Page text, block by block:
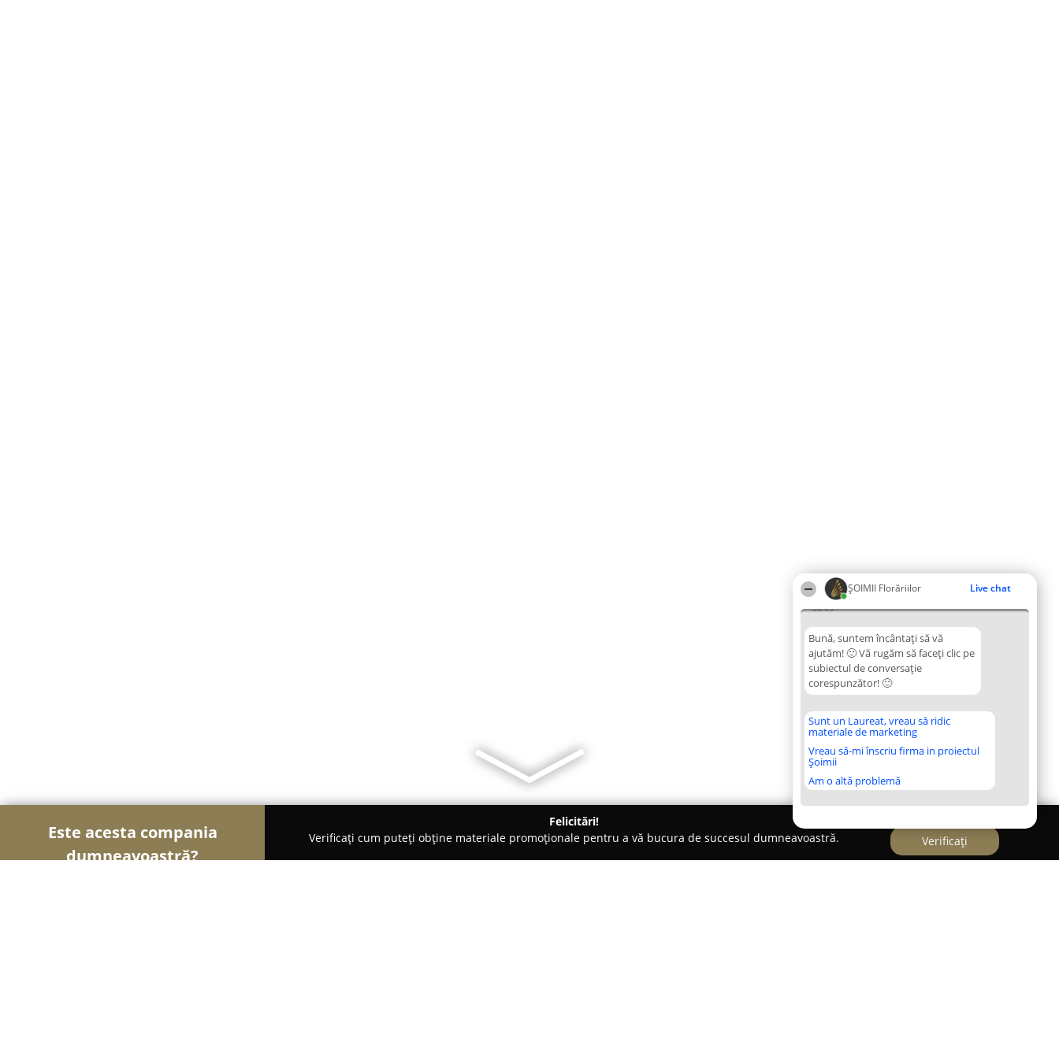
ȘOIMII Florăriilor Live chat
08:05
Bună, suntem încântați să vă
ajutăm! 🙂 Vă rugăm să faceți clic pe
subiectul de conversație
corespunzător! 🙂
Sunt un Laureat, vreau să ridic
materiale de marketing
Vreau să-mi înscriu firma in proiectul
Șoimii
Am o altă problemă
Este acesta compania
dumneavoastră?
Felicitări!
Verificați cum puteți obține materiale promoționale pentru a vă bucura de succesul dumneavoastră.
Verificați